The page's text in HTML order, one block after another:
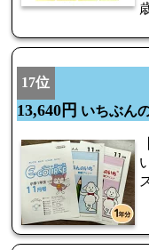
17位
13,640円 いちぶん